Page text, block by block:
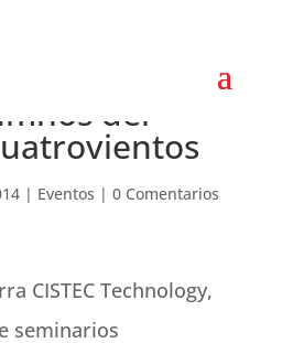
del
| Eventos | 0 Comentarios
CISTEC Technology,
seminarios